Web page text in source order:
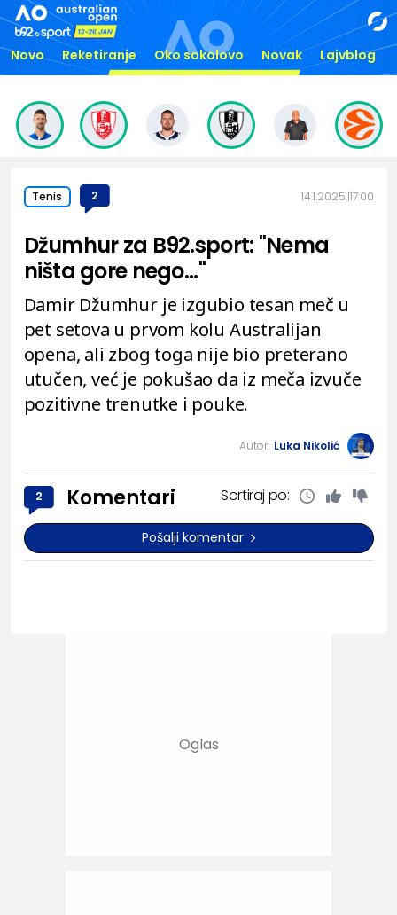
Novo Reketiranje Oko sokolovo Novak Lajvblog
Tenis 2 14.1.2025. 17:00
Džumhur za B92.sport: "Nema
ništa gore nego..."
Damir Džumhur je izgubio tesan meč u
pet setova u prvom kolu Australijan
opena, ali zbog toga nije bio preterano
utučen, već je pokušao da iz meča izvuče
pozitivne trenutke i pouke.
Autor: Luka Nikolić
2 Komentari Sortiraj po:
Pošalji komentar